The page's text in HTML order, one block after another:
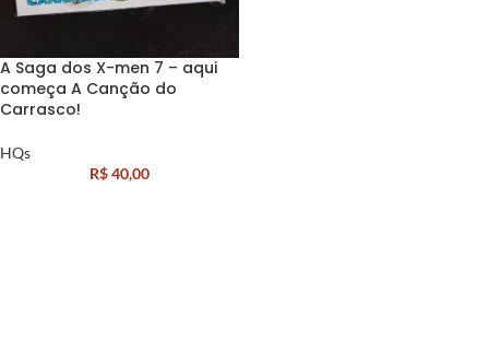
A Saga dos X-men 7 – aqui
começa A Canção do
Carrasco!
HQs
R$40,00